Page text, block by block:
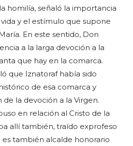
homilía, señaló la importancia
y el estímulo que supone
En este sentido, Don
a la larga devoción a la
que hay en la comarca.
que Iznatoraf había sido
de esa comarca y
la devoción a la Virgen.
en relación al Cristo de la
allí también, traído exprofeso
es también alcalde honorario